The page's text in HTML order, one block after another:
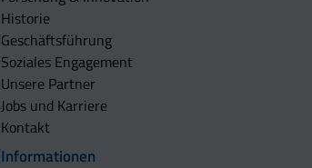
Historie
Geschäftsführung
Soziales Engagement
Unsere Partner
Jobs und Karriere
Kontakt
Informationen